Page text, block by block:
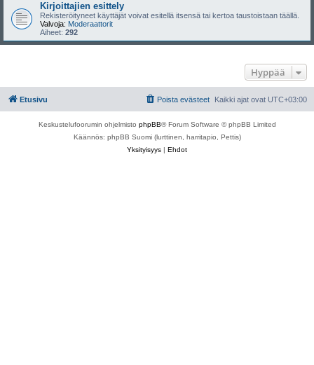
Kirjoittajien esittely
Rekisteröityneet käyttäjät voivat esitellä itsensä tai kertoa taustoistaan täällä.
Valvoja: Moderaattorit
Aiheet: 292
Hyppää
Etusivu Kaikki ajat ovat UTC+03:00
Poista evästeet
Keskustelufoorumin ohjelmisto phpBB® Forum Software © phpBB Limited
Käännös: phpBB Suomi (lurttinen, harritapio, Pettis)
Yksityisyys | Ehdot